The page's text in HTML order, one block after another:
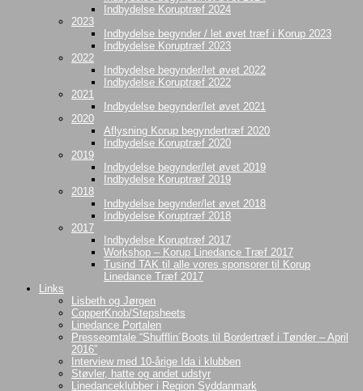
Indbydelse Koruptræf 2024
2023
Indbydelse begynder / let øvet træf i Korup 2023
Indbydelse Koruptræf 2023
2022
Indbydelse begynder/let øvet 2022
Indbydelse Koruptræf 2022
2021
Indbydelse begynder/let øvet 2021
2020
Aflysning Korup begyndertræf 2020
Indbydelse Koruptræf 2020
2019
Indbydelse begynder/let øvet 2019
Indbydelse Koruptræf 2019
2018
Indbydelse begynder/let øvet 2018
Indbydelse Koruptræf 2018
2017
Indbydelse Koruptræf 2017
Workshop – Korup Linedance Træf 2017
Tusind TAK til alle vores sponsorer til Korup
Linedance Træf 2017
Links
Lisbeth og Jørgen
CopperKnob/Stepsheets
Linedance Portalen
Presseomtale “Shufflin´Boots til Bordertræf i Tønder – April
2016”
Interview med 10-årige Ida i klubben
Støvler, hatte og andet udstyr
Linedanceklubber i Region Syddanmark